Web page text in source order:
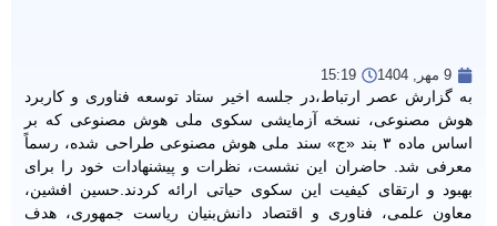
9 مهر, 1404 15:19
به گزارش عصر ارتباط،در جلسه اخیر ستاد توسعه فناوری و کاربرد
هوش مصنوعی، نسخه آزمایشی سکوی ملی هوش مصنوعی که بر
اساس ماده ۳ بند «ج» سند ملی هوش مصنوعی طراحی شده، رسماً
معرفی شد. حاضران این نشست، نظرات و پیشنهادات خود را برای
بهبود و ارتقای کیفیت این سکوی حیاتی ارائه کردند. حسین افشین،
معاون علمی، فناوری و اقتصاد دانش‌بنیان ریاست جمهوری، هدف